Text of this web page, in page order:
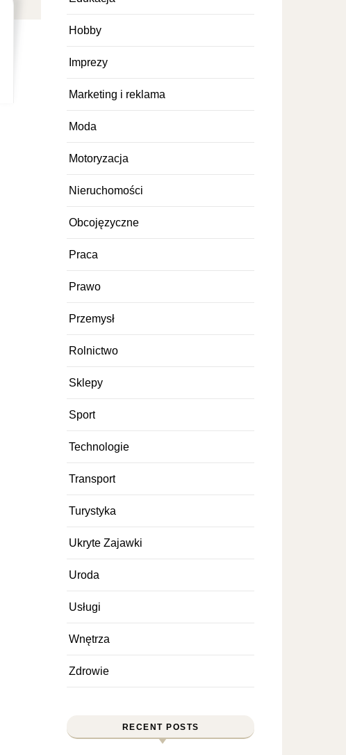
Hobby
Imprezy
Marketing i reklama
Moda
Motoryzacja
Nieruchomości
Obcojęzyczne
Praca
Prawo
Przemysł
Rolnictwo
Sklepy
Sport
Technologie
Transport
Turystyka
Ukryte Zajawki
Uroda
Usługi
Wnętrza
Zdrowie
RECENT POSTS